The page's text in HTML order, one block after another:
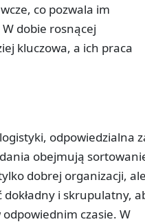
co pozwala im
dobie rosnącej
kluczowa, a ich praca
odpowiedzialna
obejmują
dobrej organizacji, ale
i skrupulatny,
odpowiednim czasie. W